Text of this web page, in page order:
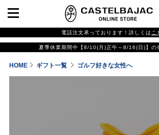
電話注文承っております！詳しくは こ
夏季休業期間中【8/10(月)正午～8/16(日)】の
HOME ギフト一覧 ゴルフ好きな女性へ